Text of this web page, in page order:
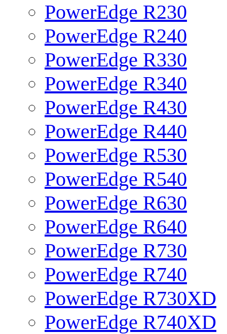
PowerEdge R230
PowerEdge R240
PowerEdge R330
PowerEdge R340
PowerEdge R430
PowerEdge R440
PowerEdge R530
PowerEdge R540
PowerEdge R630
PowerEdge R640
PowerEdge R730
PowerEdge R740
PowerEdge R730XD
PowerEdge R740XD